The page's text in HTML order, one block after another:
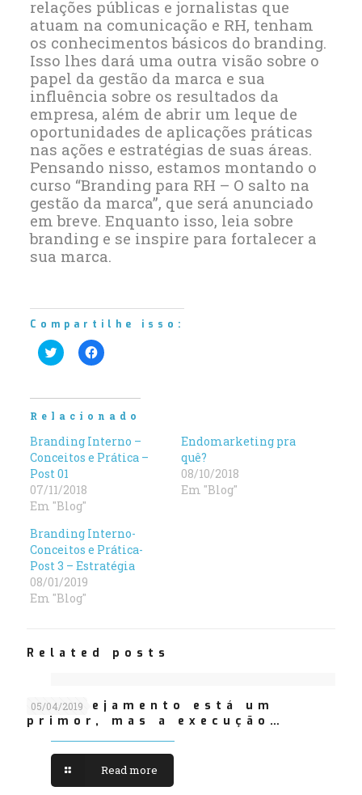
relações públicas e jornalistas que
atuam na comunicação e RH, tenham
os conhecimentos básicos do branding.
Isso lhes dará uma outra visão sobre o
papel da gestão da marca e sua
influência sobre os resultados da
empresa, além de abrir um leque de
oportunidades de aplicações práticas
nas ações e estratégias de suas áreas.
Pensando nisso, estamos montando o
curso “Branding para RH – O salto na
gestão da marca”, que será anunciado
em breve. Enquanto isso, leia sobre
branding e se inspire para fortalecer a
sua marca.
Compartilhe isso:
Clique
para
em
nova
janela)
Clique
para
em
nova
janela)
Relacionado
Branding Interno –
Conceitos e Prática –
Post 01
07/11/2018
Em "Blog"
Endomarketing pra
quê?
08/10/2018
Em "Blog"
Branding Interno-
Conceitos e Prática-
Post 3 – Estratégia
08/01/2019
Em "Blog"
Related posts
05/04/2019
O Planejamento está um
primor, mas a execução…
Read more